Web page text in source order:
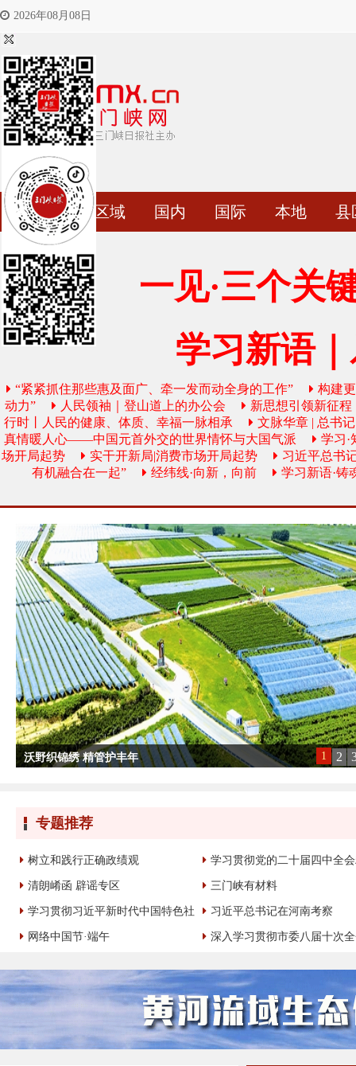
2026年08月08日
首页 区域 国内 国际 本地 县
一见·三个关
学习新语
“紧紧抓住那些惠及面广、牵一发而动全身的工作”
构建
动力”
人民领袖｜登山道上的办公会
新思想引领新征
行时丨人民的健康、体质、幸福一脉相承
文脉华章 | 总书
真情暖人心——中国元首外交的世界情怀与大国气派
学习
场开局起势
实干开新局|消费市场开局起势
习近平总书
有机融合在一起”
经纬线·向新，向前 学习新语·
1 2
沃野织锦绣 精管护丰年
专题推荐
树立和践行正确政绩观 学习贯彻党的二十届四中全
清朗崤函 辟谣专区 三门峡有材料
学习贯彻习近平新时代中国特色社
会主义思想主题教育
习近平总书记在河南考察
网络中国节·端午 深入学习贯彻市委八届十次